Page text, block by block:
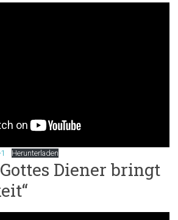
Herunterladen
Diener bringt